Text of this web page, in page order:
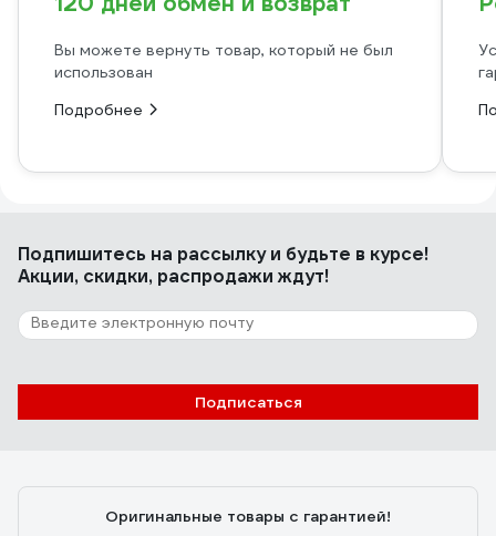
Вы можете вернуть товар, который не был
использован
Подробнее
Подпишитесь на рассылкуи будьте в курсе!
Акции, скидки, распродажи ждут!
Подписаться
Оригинальные товары с гарантией!